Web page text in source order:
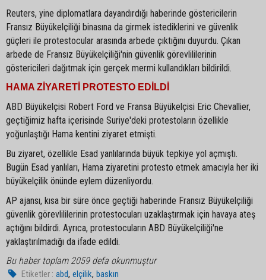
Reuters, yine diplomatlara dayandırdığı haberinde göstericilerin
Fransız Büyükelçiliği binasına da girmek istediklerini ve güvenlik
güçleri ile protestocular arasında arbede çıktığını duyurdu. Çıkan
arbede de Fransız Büyükelçiliği'nin güvenlik görevlililerinin
göstericileri dağıtmak için gerçek mermi kullandıkları bildirildi.
HAMA ZİYARETİ PROTESTO EDİLDİ
ABD Büyükelçisi Robert Ford ve Fransa Büyükelçisi Eric Chevallier,
geçtiğimiz hafta içerisinde Suriye'deki protestoların özellikle
yoğunlaştığı Hama kentini ziyaret etmişti.
Bu ziyaret, özellikle Esad yanlılarında büyük tepkiye yol açmıştı.
Bugün Esad yanlıları, Hama ziyaretini protesto etmek amacıyla her iki
büyükelçilik önünde eylem düzenliyordu.
AP ajansı, kısa bir süre önce geçtiği haberinde Fransız Büyükelçiliği
güvenlik görevlililerinin protestocuları uzaklaştırmak için havaya ateş
açtığını bildirdi. Ayrıca, protestocuların ABD Büyükelçiliği'ne
yaklaştırılmadığı da ifade edildi.
Bu haber toplam 2059 defa okunmuştur
Etiketler : abd,elçilik,baskın